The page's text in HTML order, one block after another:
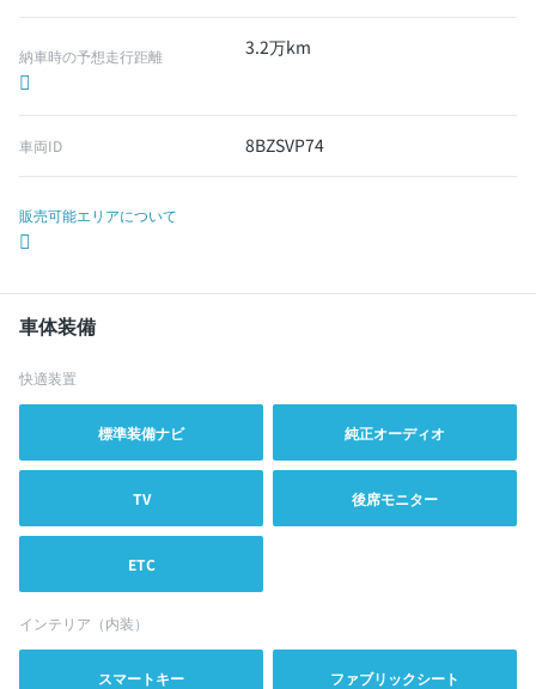
納車時の予想走行距離 3.2万km
車両ID 8BZSVP74
販売可能エリアについて
車体装備
快適装置
標準装備ナビ 純正オーディオ
TV 後席モニター
ETC
インテリア（内装）
スマートキー ファブリックシート